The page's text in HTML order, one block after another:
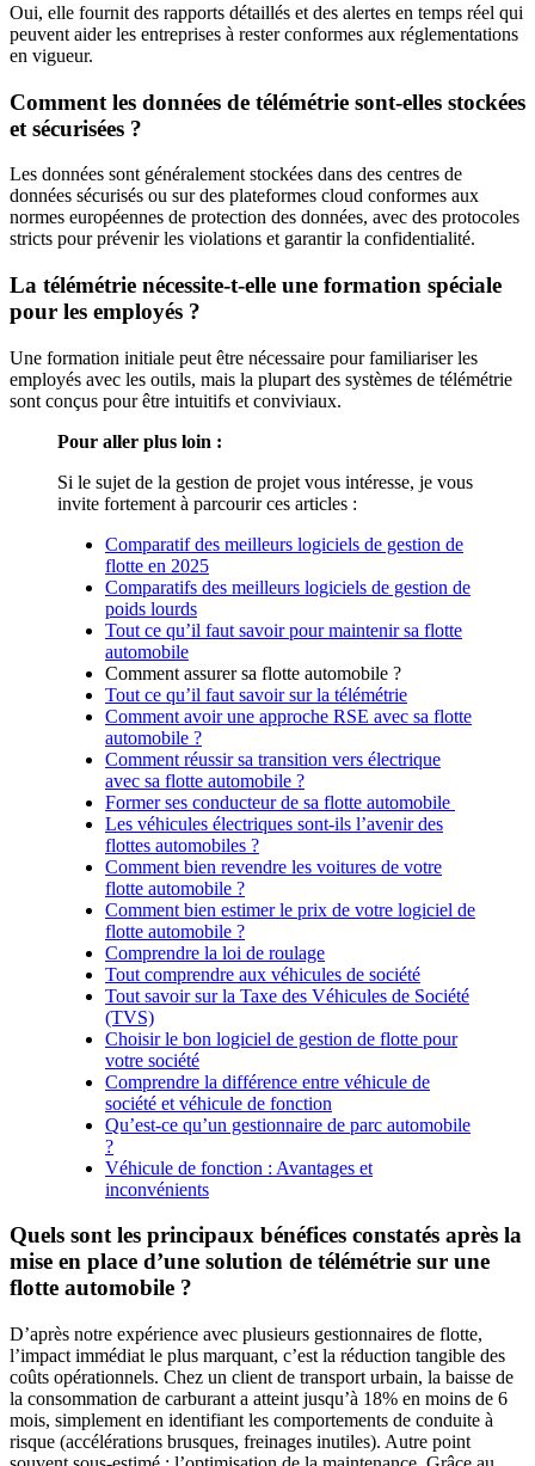
Oui, elle fournit des rapports détaillés et des alertes en temps réel qui
peuvent aider les entreprises à rester conformes aux réglementations
en vigueur.
Comment les données de télémétrie sont-elles stockées
et sécurisées ?
Les données sont généralement stockées dans des centres de
données sécurisés ou sur des plateformes cloud conformes aux
normes européennes de protection des données, avec des protocoles
stricts pour prévenir les violations et garantir la confidentialité.
La télémétrie nécessite-t-elle une formation spéciale
pour les employés ?
Une formation initiale peut être nécessaire pour familiariser les
employés avec les outils, mais la plupart des systèmes de télémétrie
sont conçus pour être intuitifs et conviviaux.
Pour aller plus loin :
Si le sujet de la gestion de projet vous intéresse, je vous
invite fortement à parcourir ces articles :
Comparatif des meilleurs logiciels de gestion de
flotte en 2025
Comparatifs des meilleurs logiciels de gestion de
poids lourds
Tout ce qu’il faut savoir pour maintenir sa flotte
automobile
Comment assurer sa flotte automobile ?
Tout ce qu’il faut savoir sur la télémétrie
Comment avoir une approche RSE avec sa flotte
automobile ?
Comment réussir sa transition vers électrique
avec sa flotte automobile ?
Former ses conducteur de sa flotte automobile
Les véhicules électriques sont-ils l’avenir des
flottes automobiles ?
Comment bien revendre les voitures de votre
flotte automobile ?
Comment bien estimer le prix de votre logiciel de
flotte automobile ?
Comprendre la loi de roulage
Tout comprendre aux véhicules de société
Tout savoir sur la Taxe des Véhicules de Société
(TVS)
Choisir le bon logiciel de gestion de flotte pour
votre société
Comprendre la différence entre véhicule de
société et véhicule de fonction
Qu’est-ce qu’un gestionnaire de parc automobile
?
Véhicule de fonction : Avantages et
inconvénients
Quels sont les principaux bénéfices constatés après la
mise en place d’une solution de télémétrie sur une
flotte automobile ?
D’après notre expérience avec plusieurs gestionnaires de flotte,
l’impact immédiat le plus marquant, c’est la réduction tangible des
coûts opérationnels. Chez un client de transport urbain, la baisse de
la consommation de carburant a atteint jusqu’à 18% en moins de 6
mois, simplement en identifiant les comportements de conduite à
risque (accélérations brusques, freinages inutiles). Autre point